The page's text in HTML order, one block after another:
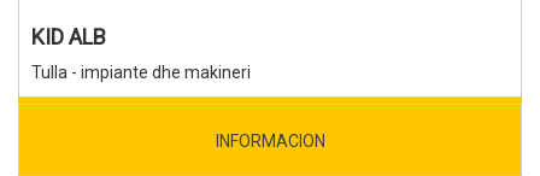
KID ALB
Tulla - impiante dhe makineri
INFORMACION